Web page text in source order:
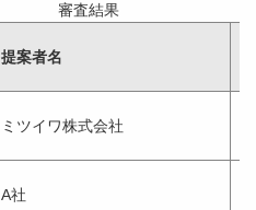
審査結果
提案者名
ミツイワ株式会社
A社